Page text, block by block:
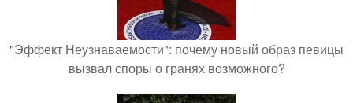
"Эффект Неузнаваемости": почему новый образ певицы
вызвал споры о гранях возможного?